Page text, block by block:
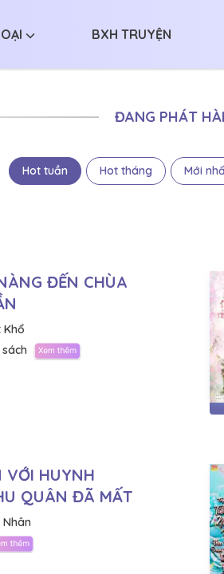
BXH TRUYỆN
ĐANG PHÁT
Hot tuần Hot tháng Mới
ĐẾN CHÙA
VỚI HUYNH
QUÂN ĐÃ MẤT